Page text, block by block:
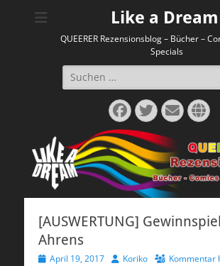
Like a Dream
QUEERER Rezensionsblog – Bücher –
Specials
Suchen
nach:
Facebook
Twitter
E-
Mail
[AUSWERTUNG]
Ahrens
Veröffentlicht
April 19, 2017 AutorKoriko Kommentar